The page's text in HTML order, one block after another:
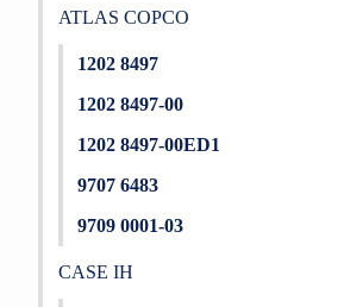
ATLAS COPCO
1202 8497
1202 8497-00
1202 8497-00ED1
9707 6483
9709 0001-03
CASE IH